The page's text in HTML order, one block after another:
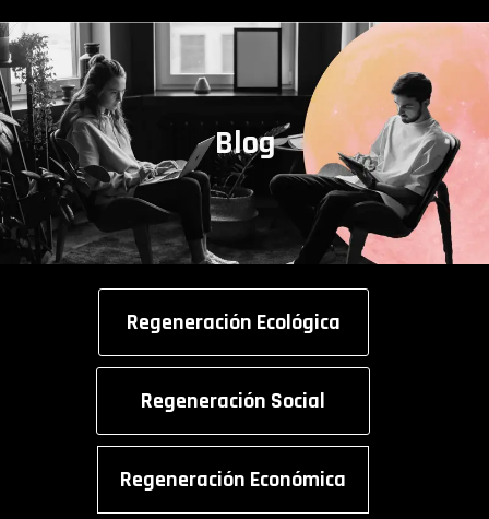
Blog
Regeneración Ecológica
Regeneración Social
Regeneración Económica